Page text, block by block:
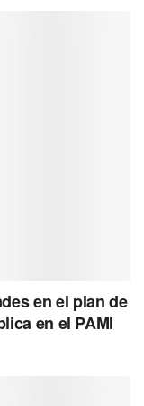
en el plan de
en el PAMI